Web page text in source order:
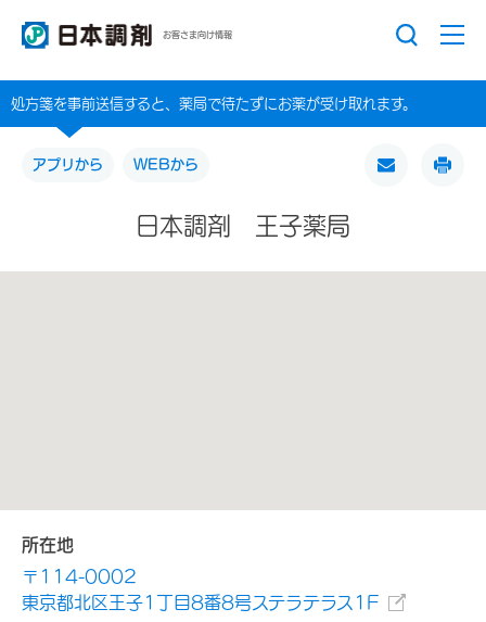
お客さま向け情報
処方箋を事前送信すると、薬局で待たずにお薬が受け取れます。
アプリから WEBから
日本調剤 王子薬局
所在地
〒114-0002
東京都北区王子1丁目8番8号ステラテラス1F